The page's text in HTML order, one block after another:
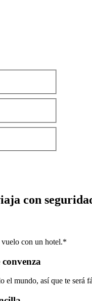
con
vuelo con un hotel.*
el mundo, así que te será